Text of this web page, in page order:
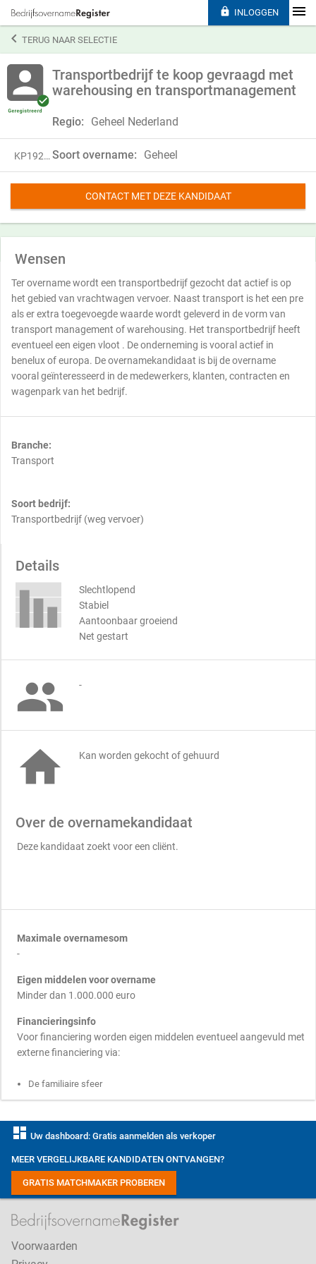
TERUG NAAR SELECTIE
Transportbedrijf te koop gevraagd met
warehousing en transportmanagement
Regio: Geheel Nederland
KP19203 Soort overname: Geheel
CONTACT MET DEZE KANDIDAAT
Wensen
Ter overname wordt een transportbedrijf gezocht dat actief is op
het gebied van vrachtwagen vervoer. Naast transport is het een pre
als er extra toegevoegde waarde wordt geleverd in de vorm van
transport management of warehousing. Het transportbedrijf heeft
eventueel een eigen vloot . De onderneming is vooral actief in
benelux of europa. De overnamekandidaat is bij de overname
vooral geïnteresseerd in de medewerkers, klanten, contracten en
wagenpark van het bedrijf.
Branche:
Transport
Soort bedrijf:
Transportbedrijf (weg vervoer)
Details
Slechtlopend
Stabiel
Aantoonbaar groeiend
Net gestart
 -
 Kan worden gekocht of gehuurd
Over de overnamekandidaat
Deze kandidaat zoekt voor een cliënt.
Maximale overnamesom
-
Eigen middelen voor overname
Minder dan 1.000.000 euro
Financieringsinfo
Voor financiering worden eigen middelen eventueel aangevuld met
externe financiering via:
De familiaire sfeer
 INLOGGEN
dashboard Uw dashboard: Gratis aanmelden als verkoper
MEER VERGELIJKBARE KANDIDATEN ONTVANGEN?
GRATIS MATCHMAKER PROBEREN
Voorwaarden